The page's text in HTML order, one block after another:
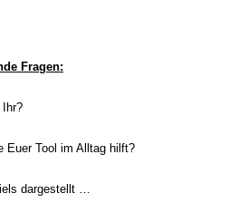
Fragen:
Euer Tool im Alltag hilft?
dargestellt …